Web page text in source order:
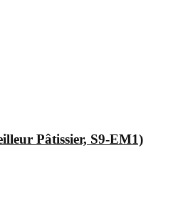
Pâtissier, S9-EM1)